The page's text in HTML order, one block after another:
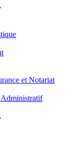
et Notariat
Administratif